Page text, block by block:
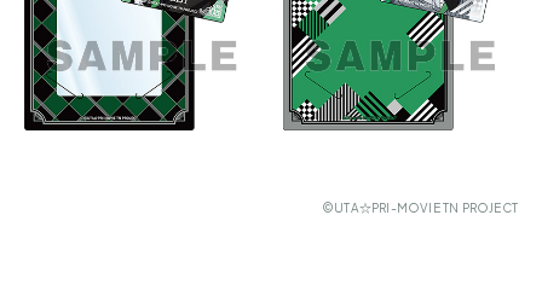
©UTA☆PRI-MOVIE TN PROJECT